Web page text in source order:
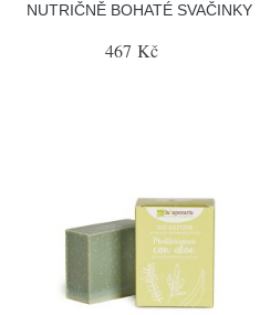
NUTRIČNĚ BOHATÉ SVAČINKY
467 Kč